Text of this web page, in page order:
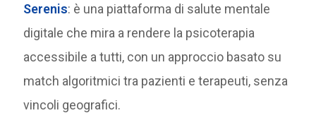
Serenis: è una piattaforma di salute mentale
digitale che mira a rendere la psicoterapia
accessibile a tutti, con un approccio basato su
match algoritmici tra pazienti e terapeuti, senza
vincoli geografici.